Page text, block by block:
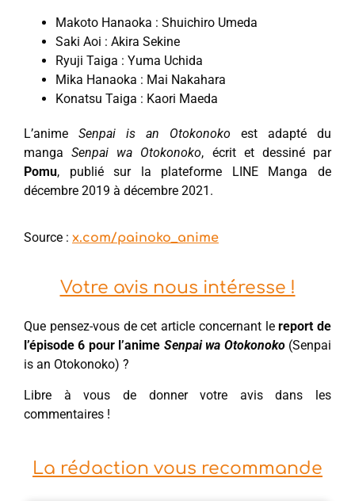
Makoto Hanaoka : Shuichiro Umeda
Saki Aoi : Akira Sekine
Ryuji Taiga : Yuma Uchida
Mika Hanaoka : Mai Nakahara
Konatsu Taiga : Kaori Maeda
L’anime Senpai is an Otokonoko est adapté du
mangaSenpai wa Otokonoko, écrit et dessiné par
Pomu, publié sur la plateforme LINE Manga de
décembre 2019 à décembre 2021.
Source : x.com/painoko_anime
Votre avis nous intéresse !
Que pensez-vous de cet article concernant lereport de
l’épisode 6 pour l’anime Senpai wa Otokonoko(Senpai
is an Otokonoko) ?
Libre à vous de donner votre avis dans les
commentaires !
La rédaction vous recommande